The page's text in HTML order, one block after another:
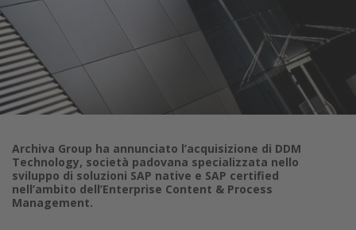
Archiva Group ha annunciato l’acquisizione di DDM
Technology, società padovana specializzata nello
sviluppo di soluzioni SAP native e SAP certified
nell’ambito dell’Enterprise Content & Process
Management.